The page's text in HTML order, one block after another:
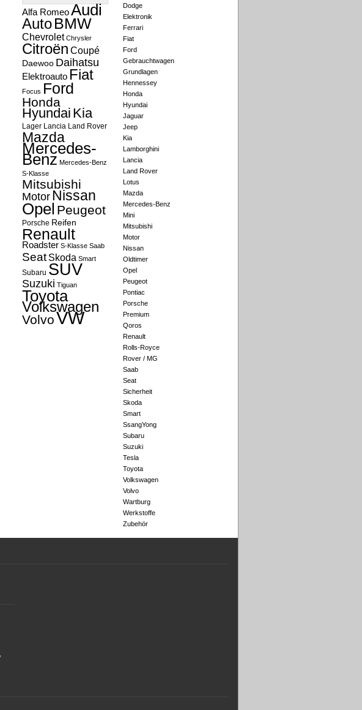
Alfa RomeoAudi
Auto BMW
Chevrolet Chrysler
Citroën Coupé
Daewoo Daihatsu
Elektroauto Fiat
Focus Ford
Honda
Hyundai Kia
Lager Lancia Land Rover
Mazda
Mercedes-
Benz Mercedes-Benz
S-Klasse
Mitsubishi
Motor Nissan
Opel Peugeot
Porsche Reifen
Renault
Roadster S-Klasse Saab
Seat Skoda Smart
Subaru SUV
Suzuki Tiguan
Toyota
Volkswagen
VolvoVW
Dodge
Elektronik
Ferrari
Fiat
Ford
Gebrauchtwagen
Grundlagen
Hennessey
Honda
Hyundai
Jaguar
Jeep
Kia
Lamborghini
Lancia
Land Rover
Lotus
Mazda
Mercedes-Benz
Mini
Mitsubishi
Motor
Nissan
Oldtimer
Opel
Peugeot
Pontiac
Porsche
Premium
Qoros
Renault
Rolls-Royce
Rover / MG
Saab
Seat
Sicherheit
Skoda
Smart
SsangYong
Subaru
Suzuki
Tesla
Toyota
Volkswagen
Volvo
Wartburg
Werkstoffe
Zubehör